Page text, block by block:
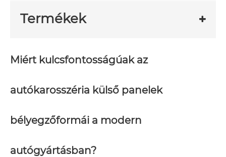
Termékek
Miért kulcsfontosságúak az
autókarosszéria külső panelek
bélyegzőformái a modern
autógyártásban?